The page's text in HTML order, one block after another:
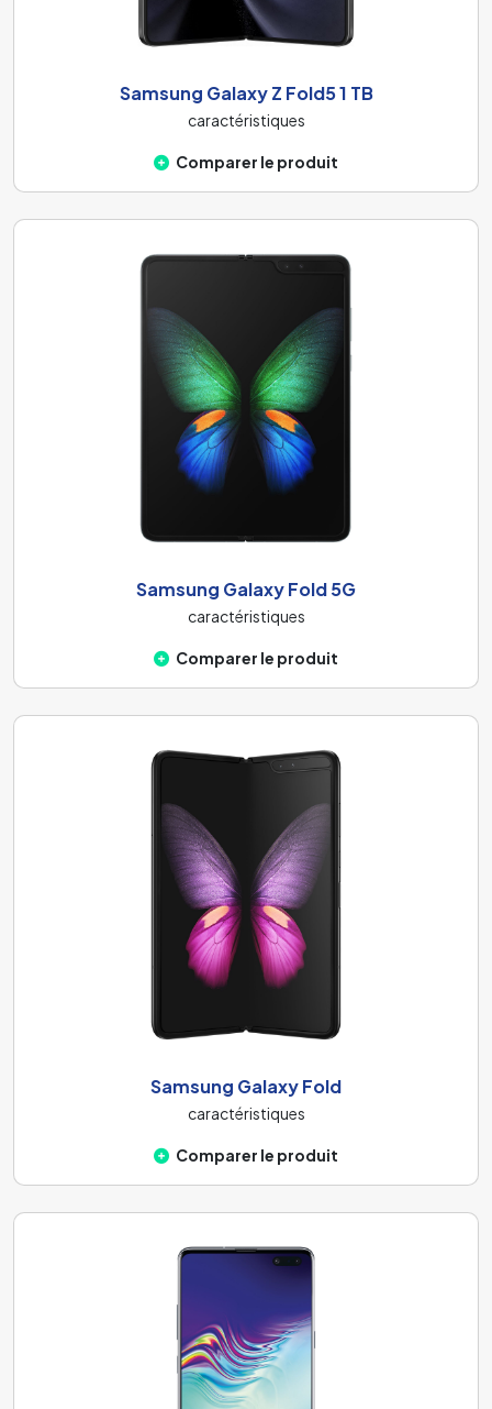
Samsung Galaxy Z Fold5 1 TB
caractéristiques
Comparer le produit
Samsung Galaxy Fold 5G
caractéristiques
Comparer le produit
Samsung Galaxy Fold
caractéristiques
Comparer le produit